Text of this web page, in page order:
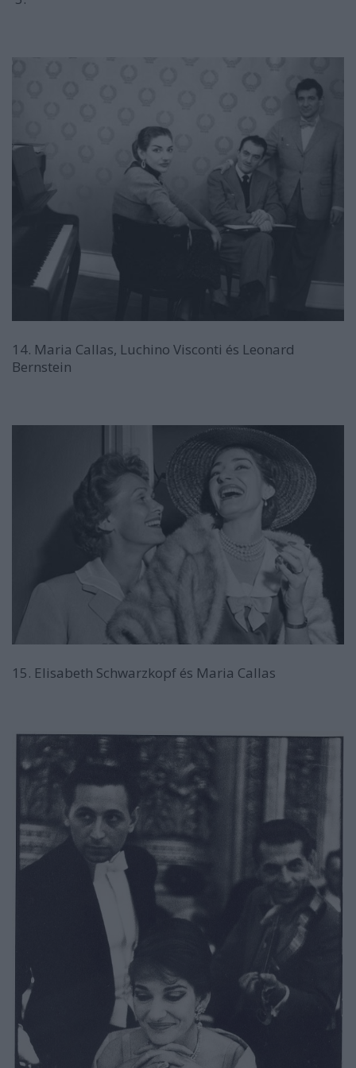
14. Maria Callas, Luchino Visconti és Leonard
Bernstein
15. Elisabeth Schwarzkopf és Maria Callas